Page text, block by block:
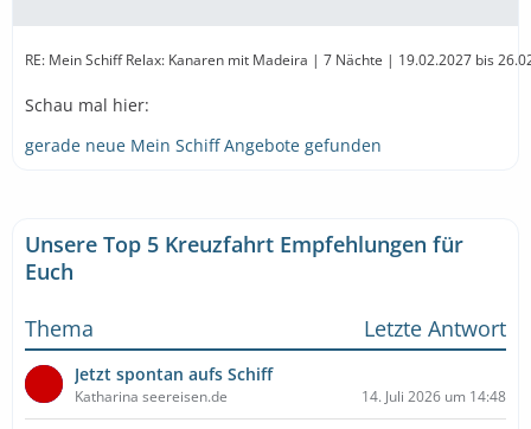
RE: Mein Schiff Relax: Kanaren mit Madeira | 7 Nächte | 19.02.2027 bis
Schau mal hier:
gerade neue Mein Schiff Angebote gefunden
Unsere Top 5 Kreuzfahrt Empfehlungen für
Euch
Thema
Letzte Antwort
Jetzt spontan aufs Schiff
Katharina seereisen.de 14. Juli 2026 um 14:48